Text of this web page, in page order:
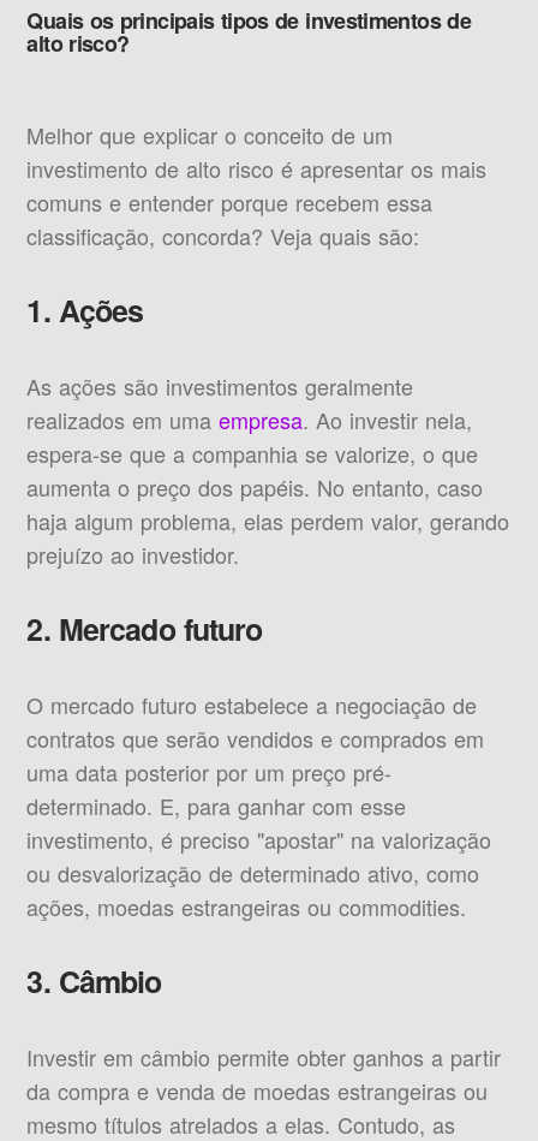
Quais os principais tipos de investimentos de
alto risco?
Melhor que explicar o conceito de um
investimento de alto risco é apresentar os mais
comuns e entender porque recebem essa
classificação, concorda? Veja quais são:
1. Ações
As ações são investimentos geralmente
realizados em umaempresa. Ao investir nela,
espera-se que a companhia se valorize, o que
aumenta o preço dos papéis. No entanto, caso
haja algum problema, elas perdem valor, gerando
prejuízo ao investidor.
2. Mercado futuro
O mercado futuro estabelece a negociação de
contratos que serão vendidos e comprados em
uma data posterior por um preço pré-
determinado. E, para ganhar com esse
investimento, é preciso "apostar" na valorização
ou desvalorização de determinado ativo, como
ações, moedas estrangeiras ou commodities.
3. Câmbio
Investir em câmbio permite obter ganhos a partir
da compra e venda de moedas estrangeiras ou
mesmo títulos atrelados a elas. Contudo, as